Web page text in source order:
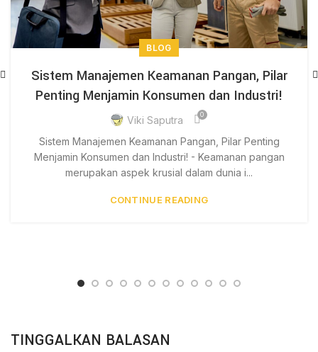
BLOG
Sistem Manajemen Keamanan Pangan, Pilar
Penting Menjamin Konsumen dan Industri!
Viki Saputra 0
Sistem Manajemen Keamanan Pangan, Pilar Penting
Menjamin Konsumen dan Industri! - Keamanan pangan
merupakan aspek krusial dalam dunia i...
CONTINUE READING
TINGGALKAN BALASAN